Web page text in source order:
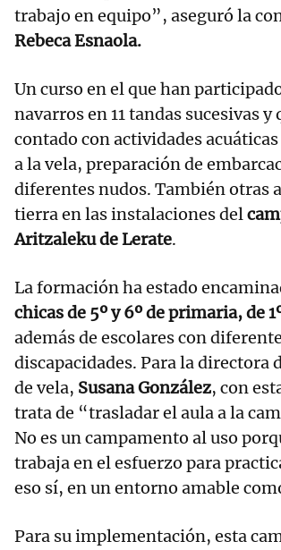
trabajo en equipo”, aseguró la
Rebeca Esnaola.
Un curso en el que han
navarros en 11 tandas sucesivas y
contado con actividades
a la vela, preparación de
diferentes nudos. También otras
tierra en las instalaciones del
Aritzaleku de Lerate.
La formación ha estado
chicas de 5º y 6º de primaria, de
además de escolares con
discapacidades. Para la directora
de vela, Susana González, con
trata de “trasladar el aula a la
No es un campamento al uso
trabaja en el esfuerzo para
eso sí, en un entorno amable
Para su implementación, esta